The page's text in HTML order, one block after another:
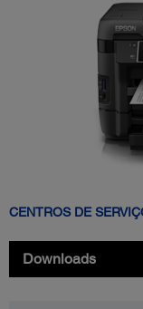
CENTROS DE
Downloads